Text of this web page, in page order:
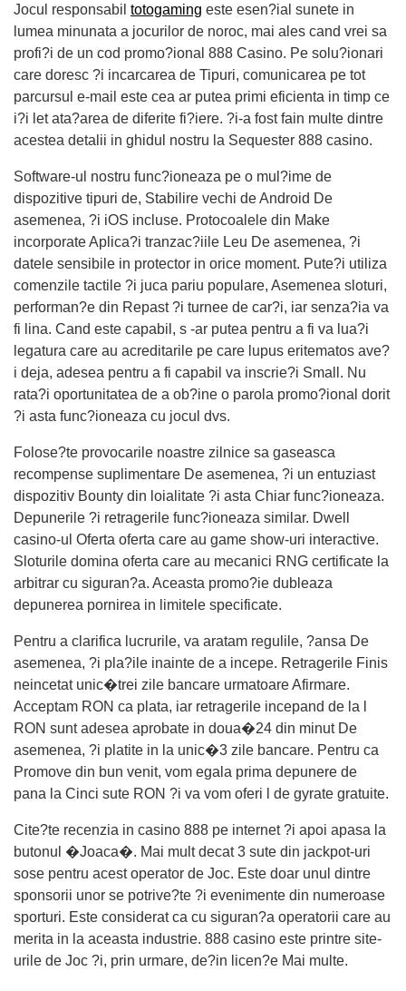
Jocul responsabil totogaming este esen?ial sunete in
lumea minunata a jocurilor de noroc, mai ales cand vrei sa
profi?i de un cod promo?ional 888 Casino. Pe solu?ionari
care doresc ?i incarcarea de Tipuri, comunicarea pe tot
parcursul e-mail este cea ar putea primi eficienta in timp ce
i?i let ata?area de diferite fi?iere. ?i-a fost fain multe dintre
acestea detalii in ghidul nostru la Sequester 888 casino.
Software-ul nostru func?ioneaza pe o mul?ime de
dispozitive tipuri de, Stabilire vechi de Android De
asemenea, ?i iOS incluse. Protocoalele din Make
incorporate Aplica?i tranzac?iile Leu De asemenea, ?i
datele sensibile in protector in orice moment. Pute?i utiliza
comenzile tactile ?i juca pariu populare, Asemenea sloturi,
performan?e din Repast ?i turnee de car?i, iar senza?ia va
fi lina. Cand este capabil, s -ar putea pentru a fi va lua?i
legatura care au acreditarile pe care lupus eritematos ave?
i deja, adesea pentru a fi capabil va inscrie?i Small. Nu
rata?i oportunitatea de a ob?ine o parola promo?ional dorit
?i asta func?ioneaza cu jocul dvs.
Folose?te provocarile noastre zilnice sa gaseasca
recompense suplimentare De asemenea, ?i un entuziast
dispozitiv Bounty din loialitate ?i asta Chiar func?ioneaza.
Depunerile ?i retragerile func?ioneaza similar. Dwell
casino-ul Oferta oferta care au game show-uri interactive.
Sloturile domina oferta care au mecanici RNG certificate la
arbitrar cu siguran?a. Aceasta promo?ie dubleaza
depunerea pornirea in limitele specificate.
Pentru a clarifica lucrurile, va aratam regulile, ?ansa De
asemenea, ?i pla?ile inainte de a incepe. Retragerile Finis
neincetat unic�trei zile bancare urmatoare Afirmare.
Acceptam RON ca plata, iar retragerile incepand de la l
RON sunt adesea aprobate in doua�24 din minut De
asemenea, ?i platite in la unic�3 zile bancare. Pentru ca
Promove din bun venit, vom egala prima depunere de
pana la Cinci sute RON ?i va vom oferi l de gyrate gratuite.
Cite?te recenzia in casino 888 pe internet ?i apoi apasa la
butonul �Joaca�. Mai mult decat 3 sute din jackpot-uri
sose pentru acest operator de Joc. Este doar unul dintre
sponsorii unor se potrive?te ?i evenimente din numeroase
sporturi. Este considerat ca cu siguran?a operatorii care au
merita in la aceasta industrie. 888 casino este printre site-
urile de Joc ?i, prin urmare, de?in licen?e Mai multe.